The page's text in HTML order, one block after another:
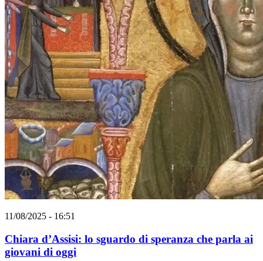
11/08/2025 - 16:51
Chiara d’Assisi: lo sguardo di speranza che parla ai
giovani di oggi